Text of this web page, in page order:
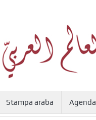
Stampa araba Agenda